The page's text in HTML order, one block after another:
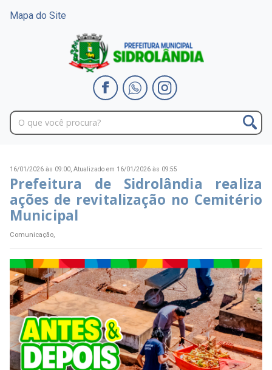
Mapa do Site
16/01/2026 às 09:00, Atualizado em 16/01/2026 às 09:55
Prefeitura de Sidrolândia realiza
ações de revitalização no Cemitério
Municipal
Comunicação,